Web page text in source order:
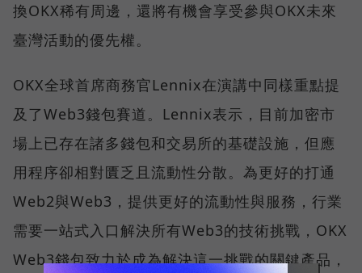
換OKX稀有周邊，還將有機會享受參與OKX未來
臺灣活動的優先權。
OKX全球首席商務官Lennix在演講中同樣重點提
及了Web3錢包賽道。Lennix表示，目前加密市
場上已存在諸多錢包和交易所的基礎設施，但應
用程序卻相對匱乏且流動性分散。為更好的打通
Web2與Web3，提供更好的流動性與服務，行業
需要一站式入口解決所有Web3的技術挑戰，OKX
Web3錢包致力於成為解決這一挑戰的關鍵產品，